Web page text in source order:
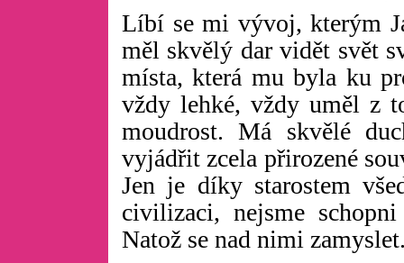
Líbí se mi vývoj, kterým
měl skvělý dar vidět svět
místa, která mu byla ku
vždy lehké, vždy uměl z
moudrost. Má skvělé
vyjádřit zcela přirozené
Jen je díky starostem
civilizaci, nejsme
Natož se nad nimi